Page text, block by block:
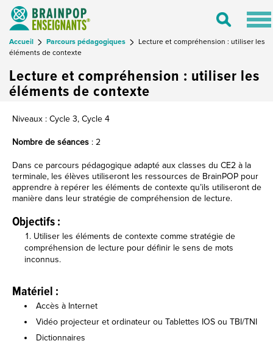
Toggle
Accueil Parcours pédagogiques
Lecture et compréhension : utiliser les
éléments de contexte
Lecture et compréhension : utiliser les
éléments de contexte
Niveaux : Cycle 3, Cycle 4
Nombre de séances : 2
Dans ce parcours pédagogique adapté aux classes du CE2 à la
terminale, les élèves utiliseront les ressources de BrainPOP pour
apprendre à repérer les éléments de contexte qu’ils utiliseront de
manière dans leur stratégie de compréhension de lecture.
Objectifs :
Utiliser les éléments de contexte comme stratégie de
compréhension de lecture pour définir le sens de mots
inconnus.
Matériel :
Accès à Internet
Vidéo projecteur et ordinateur ou Tablettes IOS ou TBI/TNI
Dictionnaires